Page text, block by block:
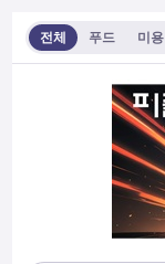
전체 푸드 미용